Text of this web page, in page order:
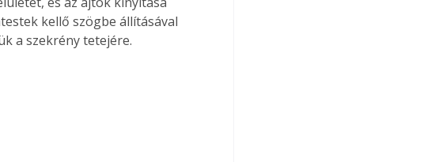
kellő szögbe állításával
a szekrény tetejére.